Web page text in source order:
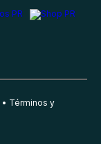
Términos y